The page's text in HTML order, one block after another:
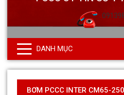
DANH MỤC
BƠM PCCC INTER CM65-